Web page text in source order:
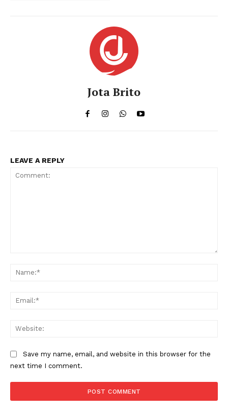
Jota Brito
LEAVE A REPLY
Save my name, email, and website in this browser for the
next time I comment.